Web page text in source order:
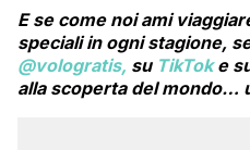
E se come noi ami
speciali in ogni stagione,
@vologratis, su TikToke
alla scoperta del mondo…